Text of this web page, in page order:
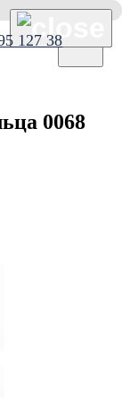
127 38
0068
×